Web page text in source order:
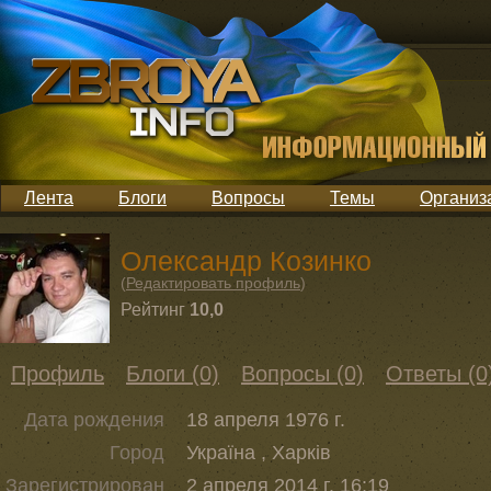
Лента Блоги Вопросы Темы
Олександр Козинко
(Редактировать профиль)
Рейтинг 10,0
Профиль Блоги (0) Вопросы (0) Ответы
Дата рождения
18 апреля 1976 г.
Город
Україна , Харкiв
Зарегистрирован
2 апреля 2014 г. 16:19